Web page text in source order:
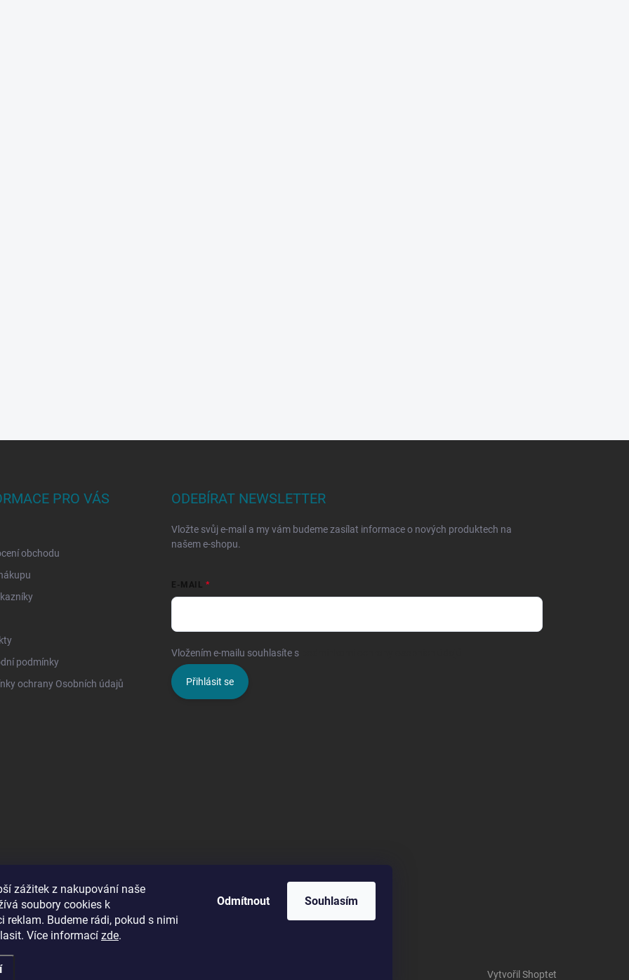
zážitek z nakupování naše
soubory cookies k
reklam. Budeme rádi, pokud s nimi
Více informací zde.
Odmítnout Souhlasím
PRO VÁS
obchodu
podmínky
ochrany Osobních údajů
ODEBÍRAT NEWSLETTER
Vložte svůj e-mail a my vám budeme zasílat informace o nových produktech na
našem e-shopu.
E-MAIL
Vložením e-mailu souhlasíte s
Přihlásit se
Vytvořil Shoptet
nastavení cookies